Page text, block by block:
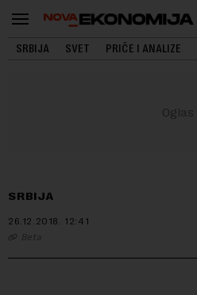
SRBIJA SVET PRIČE I ANALIZE
SRBIJA
26.12.2018. 12:41
Beta